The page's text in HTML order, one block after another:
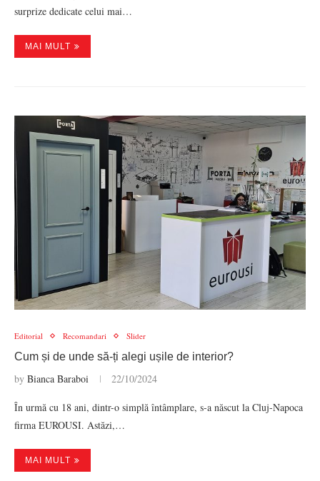
surprize dedicate celui mai…
MAI MULT
Editorial Recomandari Slider
Cum și de unde să-ți alegi ușile de interior?
by Bianca Baraboi 22/10/2024
În urmă cu 18 ani, dintr-o simplă întâmplare, s-a născut la Cluj-Napoca
firma EUROUSI. Astăzi,…
MAI MULT